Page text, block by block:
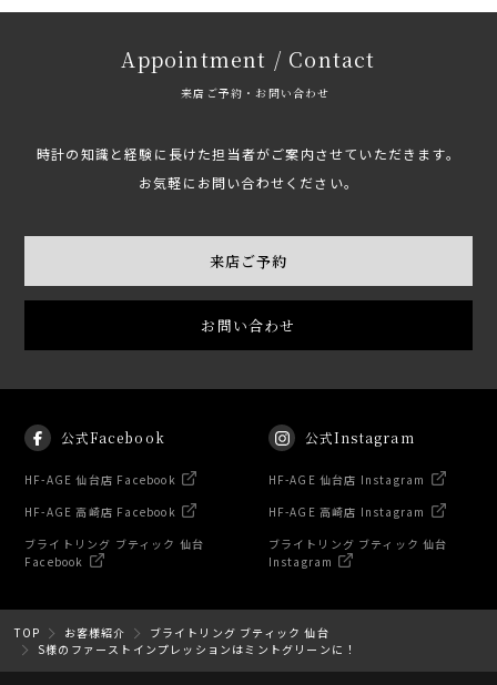
Appointment / Contact
来店ご予約・お問い合わせ
時計の知識と経験に長けた担当者がご案内させていただきます。
お気軽にお問い合わせください。
来店ご予約
お問い合わせ
公式Facebook
HF-AGE 仙台店 Facebook
HF-AGE 高崎店 Facebook
ブライトリング ブティック 仙台
Facebook
公式Instagram
HF-AGE 仙台店 Instagram
HF-AGE 高崎店 Instagram
ブライトリング ブティック 仙台
Instagram
TOP お客様紹介
ブライトリング ブティック 仙台
S様のファーストインプレッションはミントグリーンに！